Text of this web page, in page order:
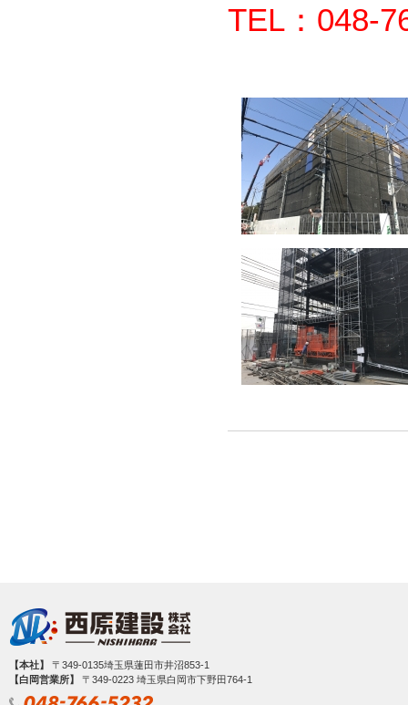
TEL：048-
【本社】
〒349-0135埼玉県蓮田市井沼853-1
【白岡営業所】
〒349‐0223 埼玉県白岡市下野田764-1